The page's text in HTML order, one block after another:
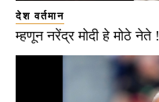
देश वर्तमान
म्हणून नरेंद्र मोदी हे मोठे नेते !